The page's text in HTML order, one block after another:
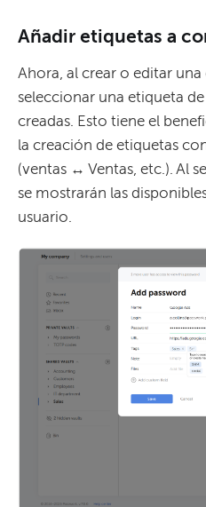
Añadir etiquetas a
Ahora, al crear o editar
seleccionar una etiqueta
creadas. Esto tiene el
la creación de etiquetas
(ventas ↔ Ventas, etc.). Al
se mostrarán las
usuario.